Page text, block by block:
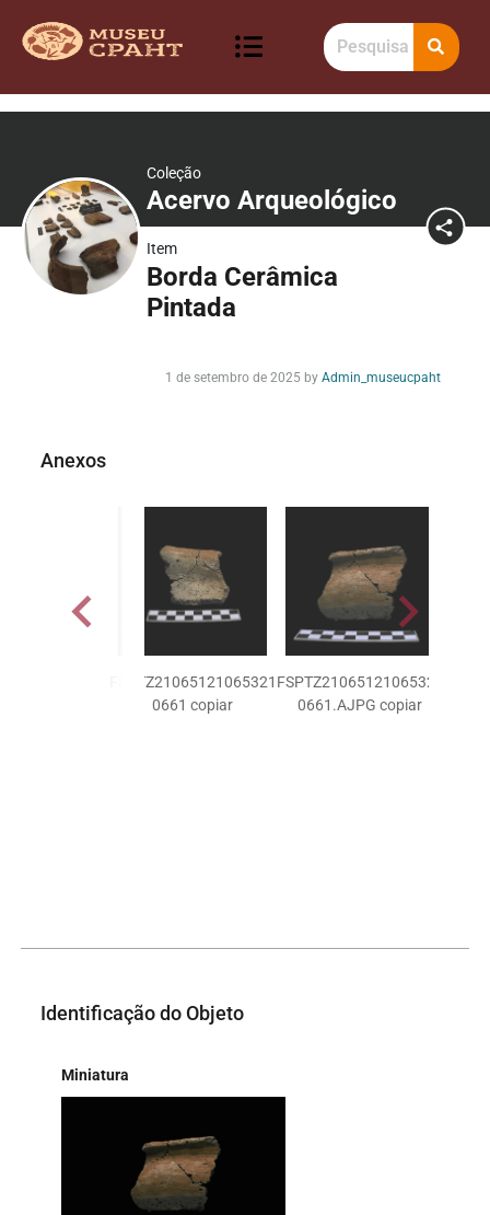
Coleção
Acervo Arqueológico
Item
Borda Cerâmica
Pintada
1 de setembro de 2025 by Admin_museucpaht
Anexos
FSPTZ21065121065321
0661 copiar
FSPTZ21065121065321
0661.AJPG copiar
Identificação do Objeto
Miniatura